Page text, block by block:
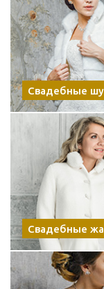
Свадебные
Свадебные